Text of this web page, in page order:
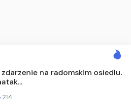
na radomskim osiedlu.
214